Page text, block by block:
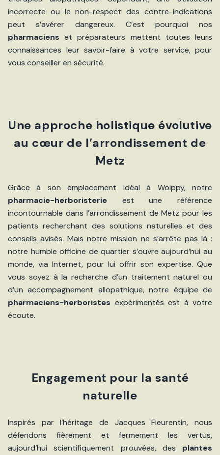
incorrecte ou le non-respect des contre-indications
peut s’avérer dangereux. C’est pourquoi nos
pharmaciens et préparateurs mettent toutes leurs
connaissances leur savoir-faire à votre service, pour
vous conseiller en sécurité.
Une approche holistique évolutive
au cœur de l’arrondissement de
Metz
Grâce à son emplacement idéal à Woippy, notre
pharmacie-herboristerie est une référence
incontournable dans l’arrondissement de Metz pour les
patients recherchant des solutions naturelles et des
conseils avisés. Mais notre mission ne s’arrête pas là :
notre humble officine de quartier s’ouvre aujourd’hui au
monde, via Internet, pour lui offrir son expertise. Que
vous soyez à la recherche d’un traitement naturel ou
d’un accompagnement allopathique, notre équipe de
pharmaciens-herboristes expérimentés est à votre
écoute.
Engagement pour la santé
naturelle
Inspirés par l’héritage de Jacques Fleurentin, nous
défendons fièrement et fermement les vertus,
aujourd’hui scientifiquement prouvées, des plantes